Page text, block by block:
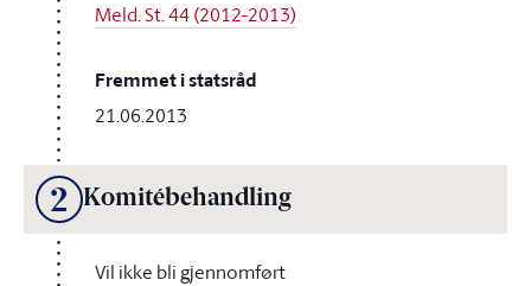
Meld. St. 44 (2012-2013)
Fremmet i statsråd
21.06.2013
2 Komitébehandling
Vil ikke bli gjennomført